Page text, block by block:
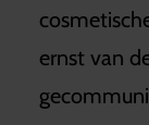
ernst van